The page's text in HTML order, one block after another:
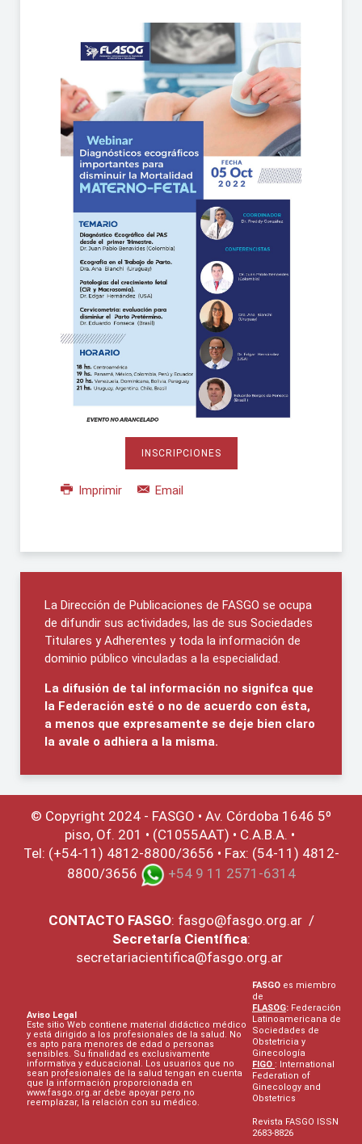
INSCRIPCIONES
Imprimir Email
La Dirección de Publicaciones de FASGO se ocupa
de difundir sus actividades, las de sus Sociedades
Titulares y Adherentes y toda la información de
dominio público vinculadas a la especialidad.
La difusión de tal información no signifca que
la Federación esté o no de acuerdo con ésta,
a menos que expresamente se deje bien claro
la avale o adhiera a la misma.
© Copyright 2024 - FASGO • Av. Córdoba 1646 5º
piso, Of. 201 • (C1055AAT) • C.A.B.A. •
Tel: (+54-11) 4812-8800/3656 • Fax: (54-11) 4812-
8800/3656
+54 9 11 2571-6314
CONTACTO FASGO: fasgo@fasgo.org.ar/
Secretaría Científica:
secretariacientifica@fasgo.org.ar
Aviso Legal
Este sitio Web contiene material didáctico médico
y está dirigido a los profesionales de la salud. No
es apto para menores de edad o personas
sensibles. Su finalidad es exclusivamente
informativa y educacional. Los usuarios que no
sean profesionales de la salud tengan en cuenta
que la información proporcionada en
www.fasgo.org.ar debe apoyar pero no
reemplazar, la relación con su médico.
FASGO es miembro
de
FLASOG: Federación
Latinoamericana de
Sociedades de
Obstetricia y
Ginecología
FIGO : International
Federation of
Ginecology and
Obstetrics
Revista FASGO ISSN
2683-8826